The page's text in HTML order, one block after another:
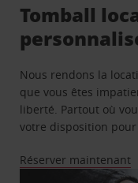
Tomball
Nous rendons la
que vous êtes
liberté. Partout où
votre disposition
Réserver maintenant